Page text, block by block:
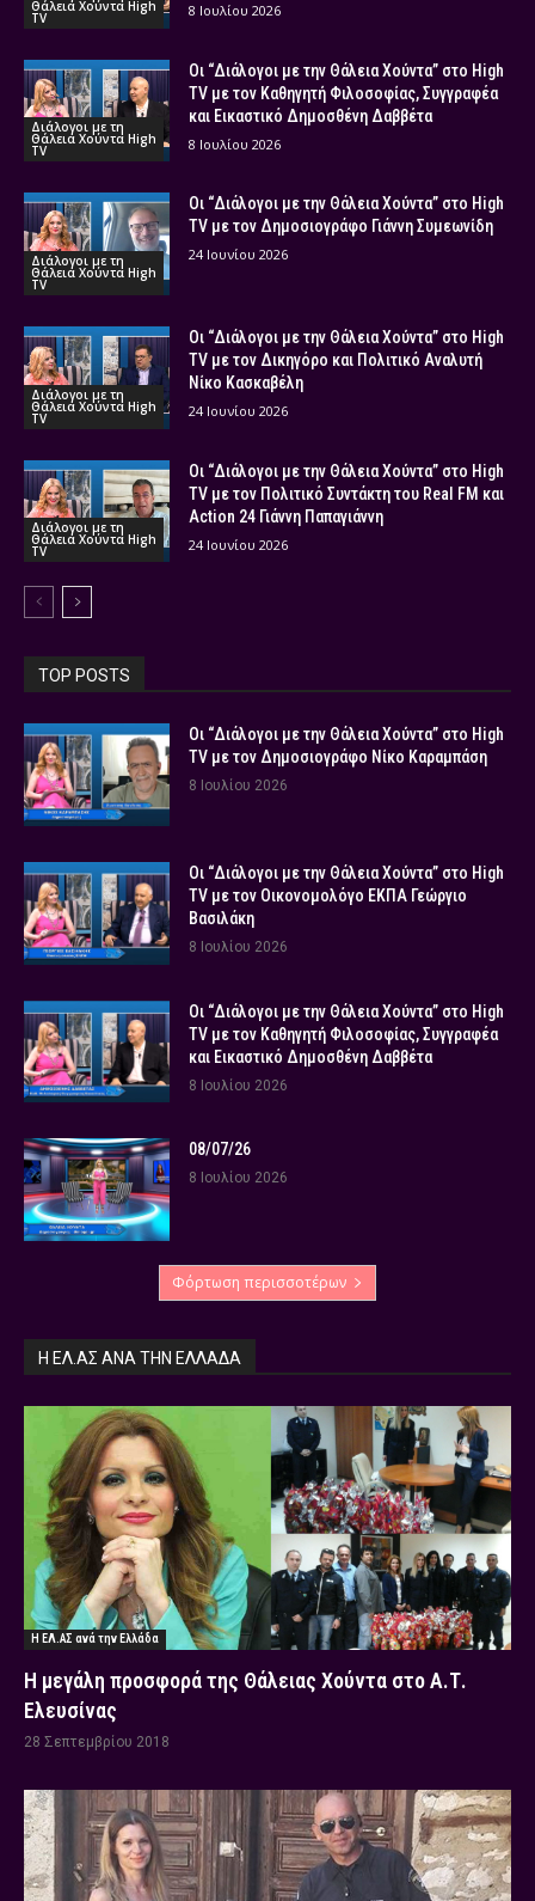
Θάλεια Χούντα High
TV 8 Ιουλίου 2026
Διάλογοι με τη
Θάλεια Χούντα High
TV
Οι “Διάλογοι με την Θάλεια Χούντα” στο High
TV με τον Καθηγητή Φιλοσοφίας, Συγγραφέα
και Εικαστικό Δημοσθένη Δαββέτα
8 Ιουλίου 2026
Διάλογοι με τη
Θάλεια Χούντα High
TV
Οι “Διάλογοι με την Θάλεια Χούντα” στο High
TV με τον Δημοσιογράφο Γιάννη Συμεωνίδη
24 Ιουνίου 2026
Διάλογοι με τη
Θάλεια Χούντα High
TV
Οι “Διάλογοι με την Θάλεια Χούντα” στο High
TV με τον Δικηγόρο και Πολιτικό Αναλυτή
Νίκο Κασκαβέλη
24 Ιουνίου 2026
Διάλογοι με τη
Θάλεια Χούντα High
TV
Οι “Διάλογοι με την Θάλεια Χούντα” στο High
TV με τον Πολιτικό Συντάκτη του Real FM και
Action 24 Γιάννη Παπαγιάννη
24 Ιουνίου 2026
TOP POSTS
Οι “Διάλογοι με την Θάλεια Χούντα” στο High
TV με τον Δημοσιογράφο Νίκο Καραμπάση
8 Ιουλίου 2026
Οι “Διάλογοι με την Θάλεια Χούντα” στο High
TV με τον Οικονομολόγο ΕΚΠΑ Γεώργιο
Βασιλάκη
8 Ιουλίου 2026
Οι “Διάλογοι με την Θάλεια Χούντα” στο High
TV με τον Καθηγητή Φιλοσοφίας, Συγγραφέα
και Εικαστικό Δημοσθένη Δαββέτα
8 Ιουλίου 2026
08/07/26
8 Ιουλίου 2026
Φόρτωση περισσοτέρων
Η ΕΛ.ΑΣ ΑΝΆ ΤΗΝ ΕΛΛΆΔΑ
Η ΕΛ.ΑΣ ανά την Ελλάδα
Η μεγάλη προσφορά της Θάλειας Χούντα στο Α.Τ.
Ελευσίνας
28 Σεπτεμβρίου 2018